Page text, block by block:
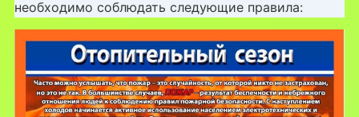
необходимо соблюдать следующие правила: